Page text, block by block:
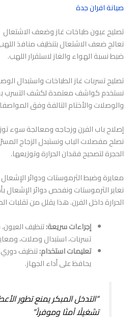
صيانة افران جدة
تصليح عيون طباخات غاز وضعف الاشتعال
نعالج ضعف الاشتعال بتنظيف منافذ
ضبط نسبة الهواء والغاز لاستقرار اللهب.
تصليح تسربات غاز الطباخات واستبدال
نستخدم كواشف معتمدة لكشف التسرب
والوصلات والأختام التالفة وفق
إصلاح باب الفرن وزجاجه ومعالجة سوء
نصلح مفصلات الباب ونستبدل الزجاج
الحجرة لتصحيح فقدان الحرارة وتوزيعها.
معايرة وضبط الثرموستات ودوائر الإشعال
نعاير الثرموستات ونفحص دوائر الإشعال
الحرارة داخل الفرن. هذا يقلل من
إجراءات سريعة:تنظيف
تسربات، استبدال وصلات،
تعليمات استخدام:تنظيف دوري
يحافظ على أداء الجهاز.
“التدخل المبكر يمنع تطور
تشغيلًا آمنًا وموفراً.”